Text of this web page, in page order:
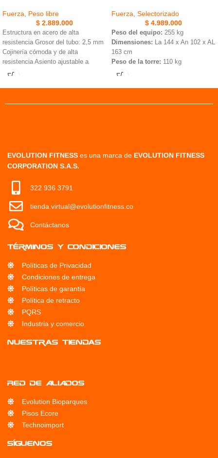
Fuerza
Peso libre
$ 2.889.000
Estructura en acero de alta
resistencia Grosor del tubo: 2,5 mm
Cojinería cómoda y de alta
resistencia Asiento ajustable a
usuario 2 soportes para discos
articulación del hombro.La
plataforma de observación
ejecutar entrenamiento
Dimensiones: La 155 x An 178 x Al
180 cm
Fuerza Selectorizado
$ 4.989.000
Peso del equipo: 255 kg
Dimensiones: La 144 x An 102 x AL
163 cm
Peso de la torre: 110 kg
Funciones:
abrasiónPortabotella integrado
EVOLUTION FITNESS es una marca de EVOLUTION FITNESS
CORPORATION S.A.S.
322 936 3791
tienda.virtual@evolutionfitness.co
Contáctanos
Términos y condiciones
Políticas de Privacidad
Condiciones de entrega
Políticas de garantía
Política de retracto
PQRS
Industria y comercio
Nuestras Tiendas
RED DE ALIADOS
Evolution Bioparques
Pisos Ecore
Technoimport
SÍGUENOS